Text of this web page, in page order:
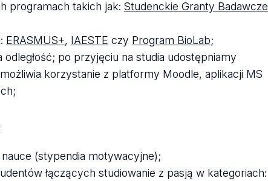
programach takich jak: Studenckie Granty Badawcze
ERASMUS+, IAESTE czy Program BioLab;
po przyjęciu na studia udostępniamy
korzystanie z platformy Moodle, aplikacji MS
(stypendia motywacyjne);
łączących studiowanie z pasją w kategoriach: